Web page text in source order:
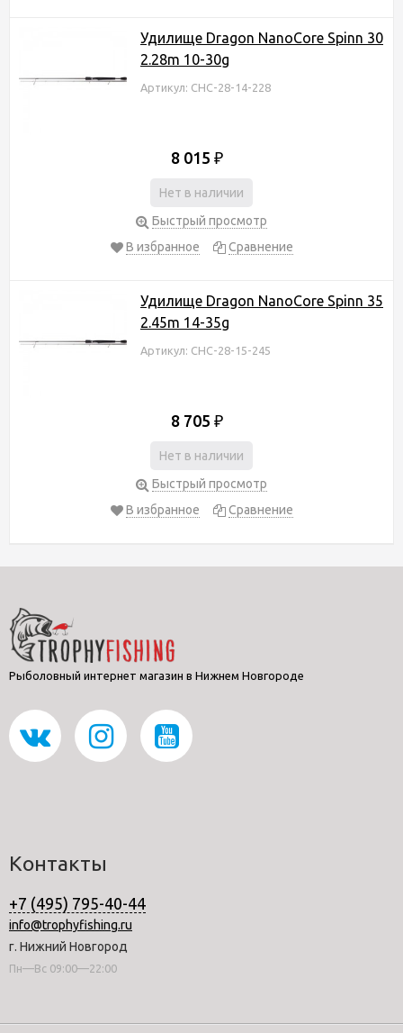
Удилище Dragon NanoCore Spinn 30
2.28m 10-30g
Артикул: CHC-28-14-228
8 015 ₽
Нет в наличии
Быстрый просмотр
В избранное
Сравнение
Удилище Dragon NanoCore Spinn 35
2.45m 14-35g
Артикул: CHC-28-15-245
8 705 ₽
Нет в наличии
Быстрый просмотр
В избранное
Сравнение
Рыболовный интернет магазин в Нижнем Новгороде
Контакты
+7 (495) 795-40-44
info@trophyfishing.ru
г. Нижний Новгород
Пн—Вс 09:00—22:00